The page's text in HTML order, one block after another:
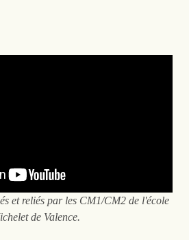
et reliés par les CM1/CM2 de l'école
de Valence.